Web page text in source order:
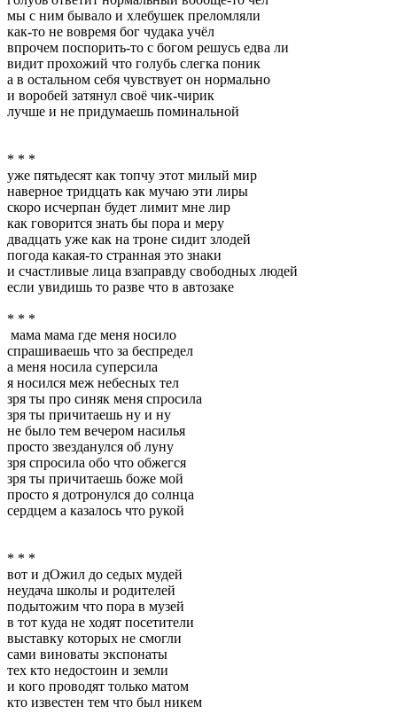
мы с ним бывало и хлебушек преломляли
как-то не вовремя бог чудака учёл
впрочем поспорить-то с богом решусь едва ли
видит прохожий что голубь слегка поник
а в остальном себя чувствует он нормально
и воробей затянул своё чик-чирик
лучше и не придумаешь поминальной
* * *
уже пятьдесят как топчу этот милый мир
наверное тридцать как мучаю эти лиры
скоро исчерпан будет лимит мне лир
как говорится знать бы пора и меру
двадцать уже как на троне сидит злодей
погода какая-то странная это знаки
и счастливые лица взаправду свободных людей
если увидишь то разве что в автозаке
* * *
мама мама где меня носило
спрашиваешь что за беспредел
а меня носила суперсила
я носился меж небесных тел
зря ты про синяк меня спросила
зря ты причитаешь ну и ну
не было тем вечером насилья
просто звезданулся об луну
зря спросила обо что обжегся
зря ты причитаешь боже мой
просто я дотронулся до солнца
сердцем а казалось что рукой
* * *
вот и дОжил до седых мудей
неудача школы и родителей
подытожим что пора в музей
в тот куда не ходят посетители
выставку которых не смогли
сами виноваты экспонаты
тех кто недостоин и земли
и кого проводят только матом
кто известен тем что был никем